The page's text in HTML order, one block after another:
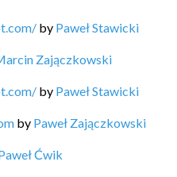
by Paweł Stawicki
Zajączkowski
by Paweł Stawicki
by Paweł Zajączkowski
Ćwik